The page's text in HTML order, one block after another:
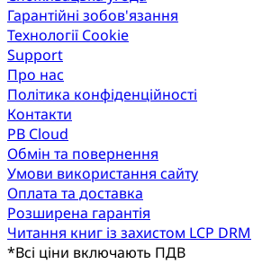
Гарантійні зобов'язання
Технології Cookie
Support
Про нас
Політика конфіденційності
Контакти
PB Cloud
Обмін та повернення
Умови використання сайту
Оплата та доставка
Розширена гарантія
Читання книг із захистом LCP DRM
*Всі ціни включають ПДВ